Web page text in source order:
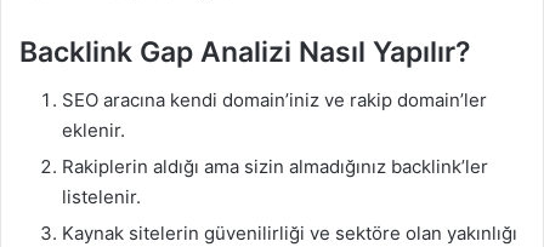
Backlink Gap Analizi Nasıl Yapılır?
SEO aracına kendi domain’iniz ve rakip domain’ler
eklenir.
Rakiplerin aldığı ama sizin almadığınız backlink’ler
listelenir.
Kaynak sitelerin güvenilirliği ve sektöre olan yakınlığı